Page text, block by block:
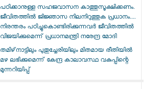
പഠിക്കാനുള്ള സഹജവാസന കാത്തുസൂക്ഷിക്കണം.
ജീവിതത്തിൽ ജിജ്ഞാസ നിലനിറുത്തുക പ്രധാനം....
നിരന്തരം പഠിച്ചുകൊണ്ടിരിക്കുന്നവർ ജീവിതത്തിൽ
വിജയിക്കുമെന്ന് പ്രധാനമന്ത്രി നരേന്ദ്ര മോദി
തമിഴ്‌നാട്ടിലും പുതുച്ചേരിയിലും മിതമായ രീതിയിൽ
മഴ ലഭിക്കുമെന്ന് കേന്ദ്ര കാലാവസ്ഥ വകുപ്പിന്റെ
മുന്നറിയിപ്പ്